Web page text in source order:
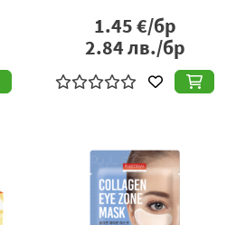
1.45€/бр
2.84лв./бр